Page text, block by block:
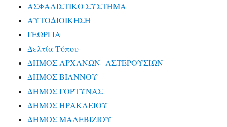
ΑΣΦΑΛΙΣΤΙΚΟ ΣΥΣΤΗΜΑ
ΑΥΤΟΔΙΟΙΚΗΣΗ
ΓΕΩΡΓΙΑ
Δελτία Τύπου
ΔΗΜΟΣ ΑΡΧΑΝΩΝ-ΑΣΤΕΡΟΥΣΙΩΝ
ΔΗΜΟΣ ΒΙΑΝΝΟΥ
ΔΗΜΟΣ ΓΟΡΤΥΝΑΣ
ΔΗΜΟΣ ΗΡΑΚΛΕΙΟΥ
ΔΗΜΟΣ ΜΑΛΕΒΙΖΙΟΥ